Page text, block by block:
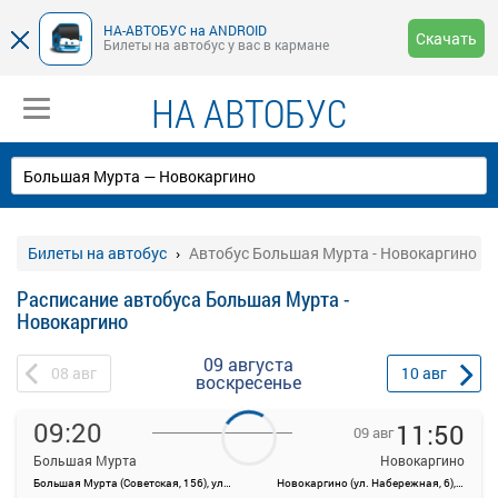
НА-АВТОБУС на ANDROID
Билеты на автобус у вас в кармане
Скачать
НА АВТОБУС
Билеты на автобус Автобус Большая Мурта - Новокаргино
Расписание автобуса Большая Мурта -
Новокаргино
08 авг 09 августа
воскресенье 10авг
09:20
Большая Мурта
Большая Мурта (Советская, 156), ул. Кирова, 32
09 авг 11:50
Новокаргино
Новокаргино (ул. Набережная, 6), поселок Новокаргино, Центральная улица